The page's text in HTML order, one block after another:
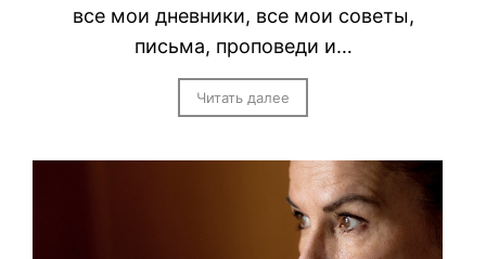
все мои дневники, все мои советы,
письма, проповеди и…
Читать далее